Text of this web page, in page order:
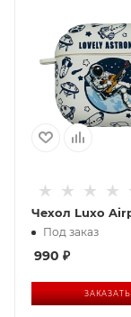
Чехол Luxo
Под заказ
990 ₽
ЗАКАЗАТЬ